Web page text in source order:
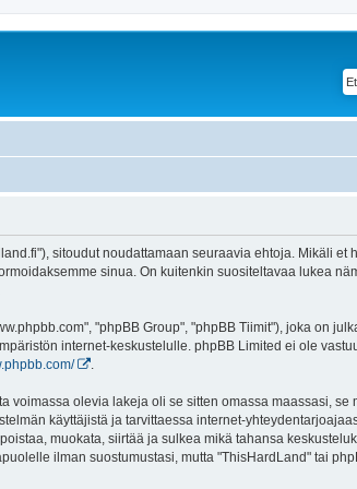
sitoudut noudattamaan seuraavia ehtoja. Mikäli et
sinua. On kuitenkin suositeltavaa lukea
"phpBB Group", "phpBB Tiimit"), joka on
internet-keskustelulle. phpBB Limited ei ole
.
olevia lakeja oli se sitten omassa maassasi,
käyttäjistä ja tarvittaessa internet-
muokata, siirtää ja sulkea mikä tahansa
ilman suostumustasi, mutta "ThisHardLand" tai